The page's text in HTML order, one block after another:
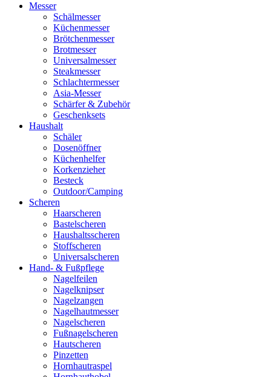
Messer
Schälmesser
Küchenmesser
Brötchenmesser
Brotmesser
Universalmesser
Steakmesser
Schlachtermesser
Asia-Messer
Schärfer & Zubehör
Geschenksets
Haushalt
Schäler
Dosenöffner
Küchenhelfer
Korkenzieher
Besteck
Outdoor/Camping
Scheren
Haarscheren
Bastelscheren
Haushaltsscheren
Stoffscheren
Universalscheren
Hand- & Fußpflege
Nagelfeilen
Nagelknipser
Nagelzangen
Nagelhautmesser
Nagelscheren
Fußnagelscheren
Hautscheren
Pinzetten
Hornhautraspel